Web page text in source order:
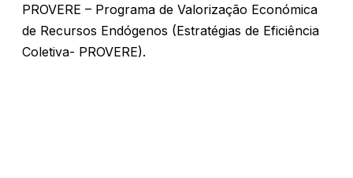
PROVERE – Programa de Valorização Económica
de Recursos Endógenos (Estratégias de Eficiência
Coletiva- PROVERE).